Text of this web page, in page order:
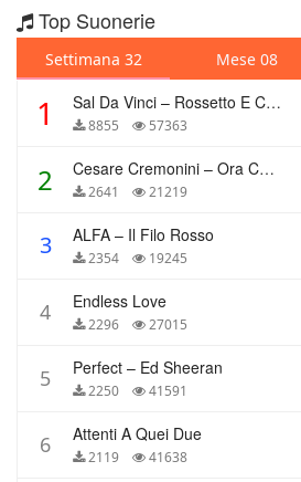
Top Suonerie
Settimana 32 Mese 08
1 Sal Da Vinci – Rossetto E Caffè
8855 57363
2 Cesare Cremonini – Ora Che Non Ho Più Te
2641 21219
3 ALFA – Il Filo Rosso
2354 19245
4 Endless Love
2296 27015
5 Perfect – Ed Sheeran
2250 41591
6 Attenti A Quei Due
2119 41638